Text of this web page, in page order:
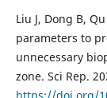
Liu J, Dong B,
parameters to
unnecessary
zone. Sci Rep.